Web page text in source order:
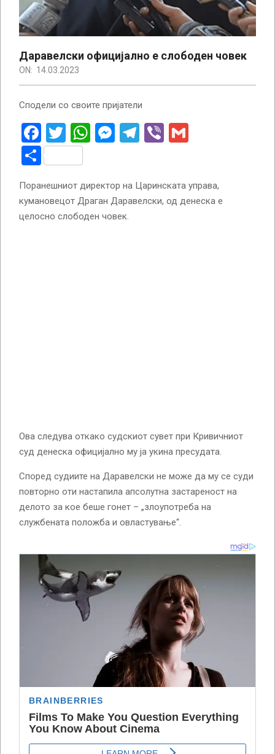
Даравелски официјално е слободен човек
ON: 14.03.2023
Сподели со своите пријатели
Facebook
Twitter
WhatsApp
Messenger
Telegram
Viber
Share
Поранешниот директор на Царинската управа,
кумановецот Драган Даравелски, од денеска е
целосно слободен човек.
Ова следува откако судскиот сувет при Кривичниот
суд денеска официјално му ја укина пресудата.
Според судиите на Даравелски не може да му се суди
повторно оти настапила апсолутна застареност на
делото за кое беше гонет – „злоупотреба на
службената положба и овластување“.